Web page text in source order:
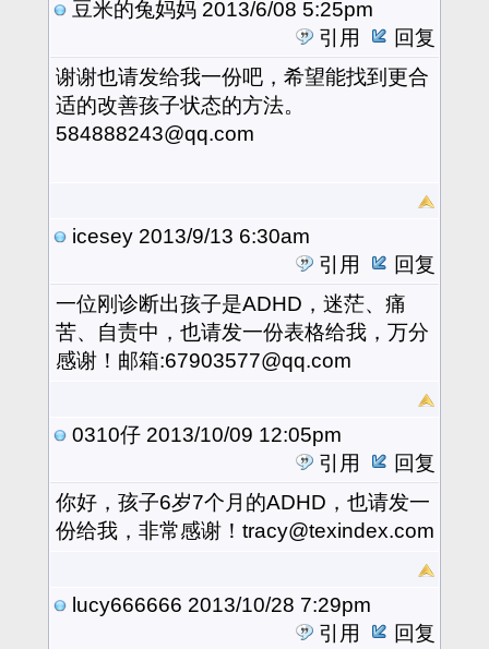
豆米的兔妈妈 2013/6/08 5:25pm
引用
回复
谢谢也请发给我一份吧，希望能找到更合
适的改善孩子状态的方法。
584888243@qq.com
icesey 2013/9/13 6:30am
引用
回复
一位刚诊断出孩子是ADHD，迷茫、痛
苦、自责中，也请发一份表格给我，万分
感谢！邮箱:67903577@qq.com
0310仔 2013/10/09 12:05pm
引用
回复
你好，孩子6岁7个月的ADHD，也请发一
份给我，非常感谢！tracy@texindex.com
lucy666666 2013/10/28 7:29pm
引用
回复